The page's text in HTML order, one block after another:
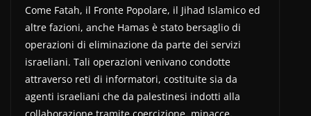
Come Fatah, il Fronte Popolare, il Jihad Islamico ed
altre fazioni, anche Hamas è stato bersaglio di
operazioni di eliminazione da parte dei servizi
israeliani. Tali operazioni venivano condotte
attraverso reti di informatori, costituite sia da
agenti israeliani che da palestinesi indotti alla